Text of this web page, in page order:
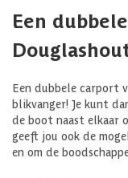
Een
Een dubbele carport
blikvanger! Je kunt
de boot naast elkaar
geeft jou ook de
en om de